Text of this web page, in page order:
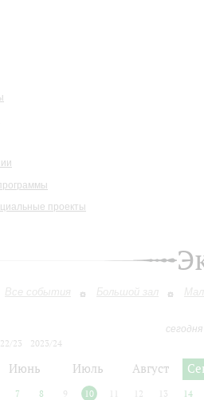
проекты
Все события Большой зал
23
2023/24
Июнь Июль Август
7 8 9 10 12 13 14